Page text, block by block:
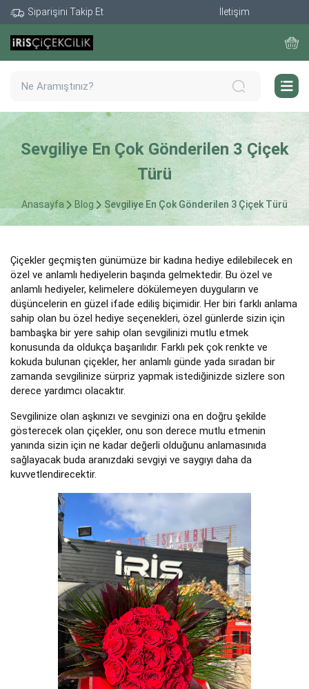
Siparişini Takip Et İletişim
Sevgiliye En Çok Gönderilen 3 Çiçek
Türü
Anasayfa Blog Sevgiliye En Çok Gönderilen 3 Çiçek Türü
Çiçekler geçmişten günümüze bir kadına hediye edilebilecek en
özel ve anlamlı hediyelerin başında gelmektedir. Bu özel ve
anlamlı hediyeler, kelimelere dökülemeyen duyguların ve
düşüncelerin en güzel ifade ediliş biçimidir. Her biri farklı anlama
sahip olan bu özel hediye seçenekleri, özel günlerde sizin için
bambaşka bir yere sahip olan sevgilinizi mutlu etmek
konusunda da oldukça başarılıdır. Farklı pek çok renkte ve
kokuda bulunan çiçekler, her anlamlı günde yada sıradan bir
zamanda sevgilinize sürpriz yapmak istediğinizde sizlere son
derece yardımcı olacaktır.
Sevgilinize olan aşkınızı ve sevginizi ona en doğru şekilde
gösterecek olan çiçekler, onu son derece mutlu etmenin
yanında sizin için ne kadar değerli olduğunu anlamasınıda
sağlayacak buda aranızdaki sevgiyi ve saygıyı daha da
kuvvetlendirecektir.